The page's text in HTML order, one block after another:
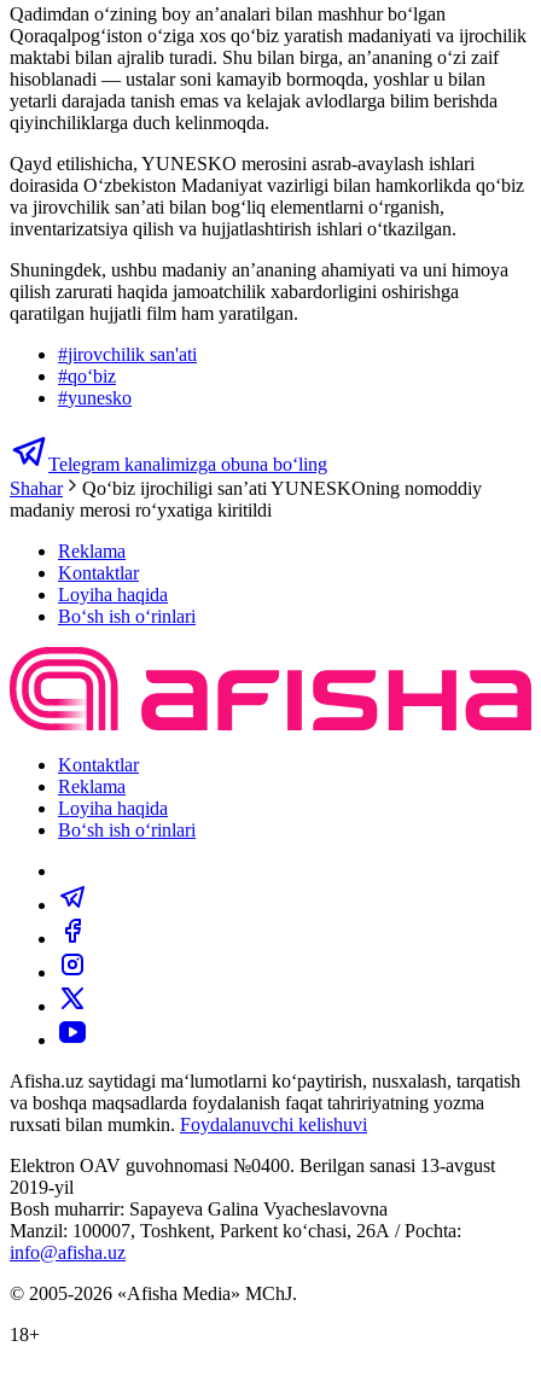
Qadimdan o‘zining boy an’analari bilan mashhur bo‘lgan
Qoraqalpog‘iston o‘ziga xos qo‘biz yaratish madaniyati va ijrochilik
maktabi bilan ajralib turadi. Shu bilan birga, an’ananing o‘zi zaif
hisoblanadi — ustalar soni kamayib bormoqda, yoshlar u bilan
yetarli darajada tanish emas va kelajak avlodlarga bilim berishda
qiyinchiliklarga duch kelinmoqda.
Qayd etilishicha, YUNESKO merosini asrab-avaylash ishlari
doirasida O‘zbekiston Madaniyat vazirligi bilan hamkorlikda qo‘biz
va jirovchilik san’ati bilan bog‘liq elementlarni o‘rganish,
inventarizatsiya qilish va hujjatlashtirish ishlari oʻtkazilgan.
Shuningdek, ushbu madaniy an’ananing ahamiyati va uni himoya
qilish zarurati haqida jamoatchilik xabardorligini oshirishga
qaratilgan hujjatli film ham yaratilgan.
#jirovchilik san'ati
#qoʻbiz
#yunesko
Telegram kanalimizga obuna bo‘ling
Shahar
Qo‘biz ijrochiligi san’ati YUNESKOning nomoddiy
madaniy merosi ro‘yxatiga kiritildi
Reklama
Kontaktlar
Loyiha haqida
Bo‘sh ish o‘rinlari
Kontaktlar
Reklama
Loyiha haqida
Bo‘sh ish o‘rinlari
Afisha.uz saytidagi ma‘lumotlarni ko‘paytirish, nusxalash, tarqatish
va boshqa maqsadlarda foydalanish faqat tahririyatning yozma
ruxsati bilan mumkin. Foydalanuvchi kelishuvi
Elektron OAV guvohnomasi №0400. Berilgan sanasi 13-avgust
2019-yil
Bosh muharrir: Sapayeva Galina Vyacheslavovna
Manzil: 100007, Toshkent, Parkent ko‘chasi, 26А / Pochta:
info@afisha.uz
© 2005-2026 «Afisha Media» MChJ.
18+